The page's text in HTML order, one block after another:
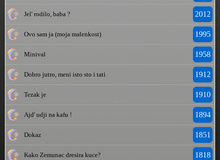
Jel' rodilo, baba ? 2012
Ovo sam ja (moja malenkost) 1995
Minival 1958
Dobro jutro, meni isto sto i tati 1912
Tezak je 1910
Ajd' udji na kafu ! 1894
Dokaz 1851
Kako Zemunac dresira kuce? 1818